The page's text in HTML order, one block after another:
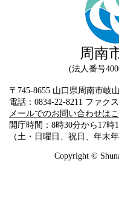
周南
法人番号
〒745-8655 山口県周南市岐
電話：0834-22-8211 ファク
メールでのお問い合わせは
開庁時間：8時30分から17時
（土・日曜日、祝日、年末
Copyright ©